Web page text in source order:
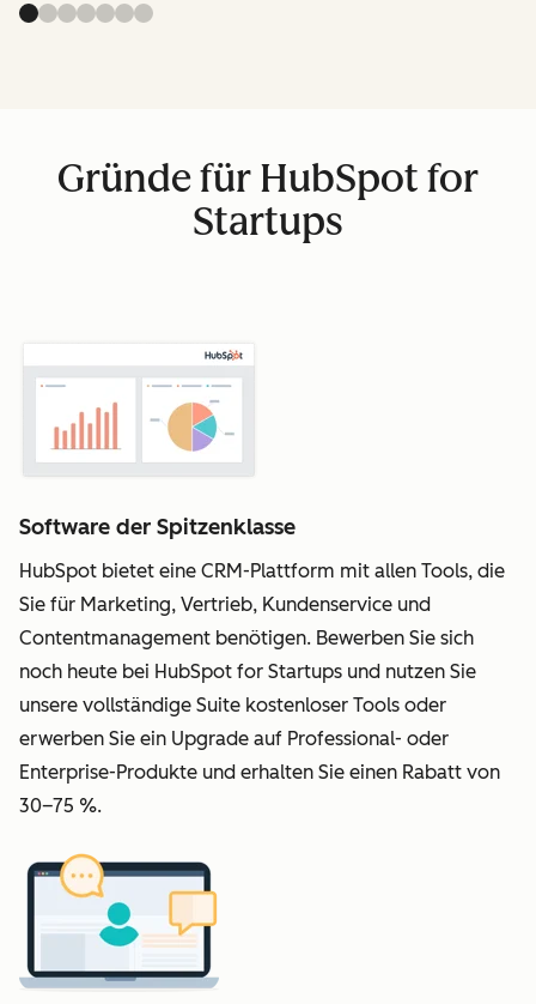
Gründe für HubSpot for
Startups
Software der Spitzenklasse
HubSpot bietet eine CRM-Plattform mit allen Tools, die
Sie für Marketing, Vertrieb, Kundenservice und
Contentmanagement benötigen. Bewerben Sie sich
noch heute bei HubSpot for Startups und nutzen Sie
unsere vollständige Suite kostenloser Tools oder
erwerben Sie ein Upgrade auf Professional- oder
Enterprise-Produkte und erhalten Sie einen Rabatt von
30–75 %.